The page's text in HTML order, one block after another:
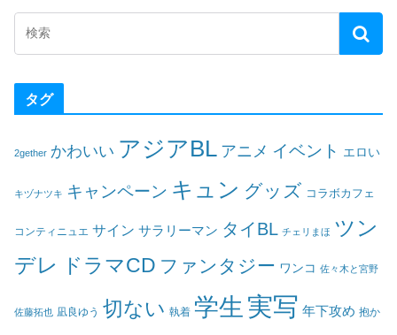
タグ
2gether かわいい アジアBL アニメ イベント エロい
キヅナツキ キャンペーン キュン グッズ コラボカフェ
コンティニュエ サイン サラリーマン タイBL チェリまほ ツン
デレ ドラマCD ファンタジー ワンコ 佐々木と宮野
佐藤拓也 凪良ゆう 切ない 執着 学生 実写 年下攻め 抱か